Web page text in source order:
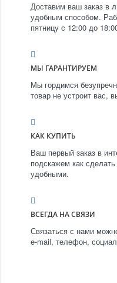
Доставим ваш заказ в
удобным способом.
пятницу с 12:00 до
МЫ ГАРАНТИРУЕМ
Мы гордимся
товар не устроит вас,
КАК КУПИТЬ
Ваш первый заказ в
подскажем как
удобными.
ВСЕГДА НА СВЯЗИ
Связаться с нами
e-mail, телефон,